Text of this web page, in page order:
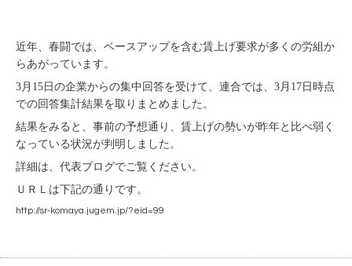
近年、春闘では、ベースアップを含む賃上げ要求が多くの労組か
らあがっています。
3月15日の企業からの集中回答を受けて、連合では、3月17日時点
での回答集計結果を取りまとめました。
結果をみると、事前の予想通り、賃上げの勢いが昨年と比べ弱く
なっている状況が判明しました。
詳細は、代表ブログでご覧ください。
ＵＲＬは下記の通りです。
http://sr-komaya.jugem.jp/?eid=99